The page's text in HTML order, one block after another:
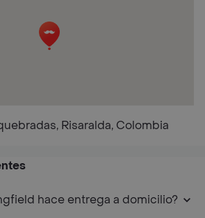
Risaralda, Colombia
hace entrega a domicilio?